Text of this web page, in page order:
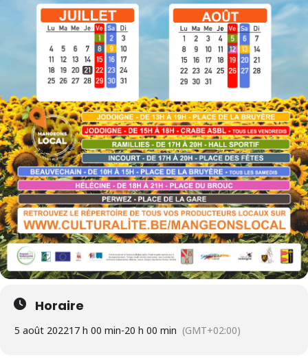
Horaire
5 août 202217 h 00 min-20 h 00 min (GMT+02:00)